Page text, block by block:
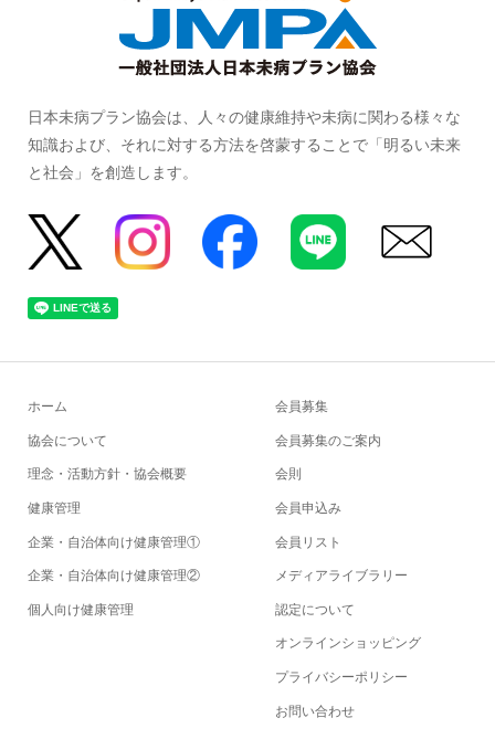
日本未病プラン協会は、人々の健康維持や未病に関わる様々な
知識および、それに対する方法を啓蒙することで「明るい未来
と社会」を創造します。
ホーム
協会について
理念・活動方針・協会概要
健康管理
企業・自治体向け健康管理①
企業・自治体向け健康管理②
個人向け健康管理
会員募集
会員募集のご案内
会則
会員申込み
会員リスト
メディアライブラリー
認定について
オンラインショッピング
プライバシーポリシー
お問い合わせ